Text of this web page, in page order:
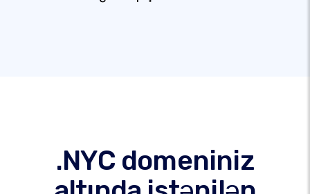
.NYC domeniniz